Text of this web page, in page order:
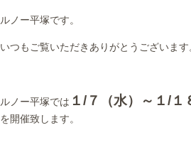
ルノー平塚です。
いつもご覧いただきありがとうございます
ルノー平塚では １/７（水）～１/１
を開催致します。